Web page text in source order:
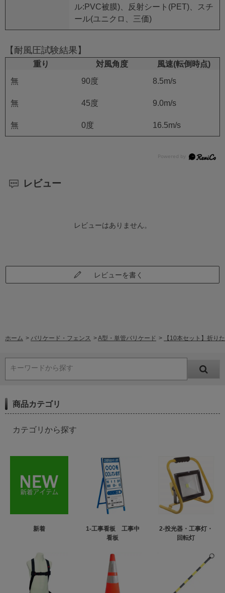
ル:PVC被膜)、反射シート(PET)、スチ
ール(ユニクロ、三価)
【耐風圧試験結果】
重り 対風角度
風速(転倒時点)
無
90度 8.5m/s
無 45度 9.0m/s
無 0度 16.5m/s
レビュー
レビューはありません。
レビューを書く
ホーム > バリケード・フェンス >A型・単管バリケード > 【10本セット】折り
キーワードから探す
商品カテゴリ
カテゴリから探す
新着
1-工事看板 工事中
看板
2-投光器・工事灯・
回転灯